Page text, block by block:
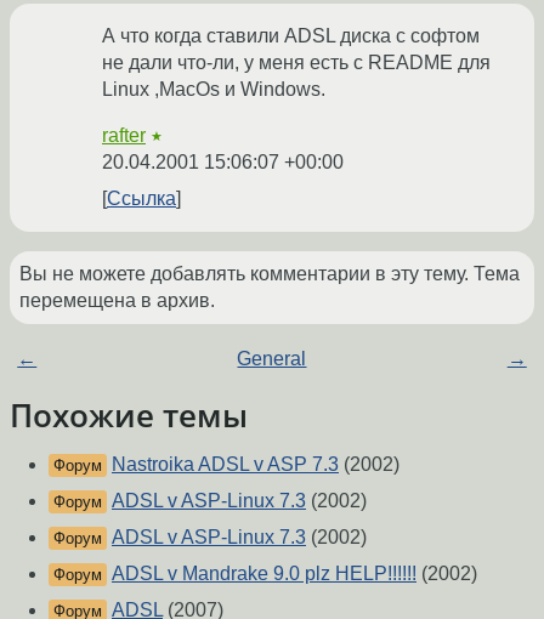
А что когда ставили ADSL диска с софтом
не дали что-ли, у меня есть с README для
Linux ,MacOs и Windows.
rafter ★
20.04.2001 15:06:07 +00:00
Ссылка
Вы не можете добавлять комментарии в эту тему. Тема
перемещена в архив.
← General →
Похожие темы
Форум Nastroika ADSL v ASP 7.3 (2002)
Форум ADSL v ASP-Linux 7.3 (2002)
Форум ADSL v ASP-Linux 7.3 (2002)
Форум ADSL v Mandrake 9.0 plz HELP!!!!!! (2002)
Форум ADSL (2007)